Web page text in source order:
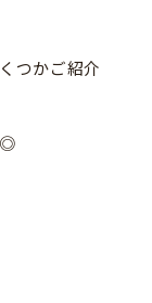
つかご紹介
◎